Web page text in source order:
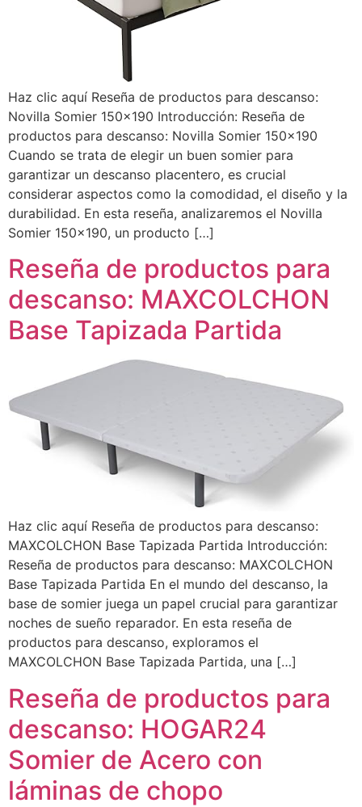
Haz clic aquí Reseña de productos para descanso:
Novilla Somier 150×190 Introducción: Reseña de
productos para descanso: Novilla Somier 150×190
Cuando se trata de elegir un buen somier para
garantizar un descanso placentero, es crucial
considerar aspectos como la comodidad, el diseño y la
durabilidad. En esta reseña, analizaremos el Novilla
Somier 150×190, un producto […]
Reseña de productos para
descanso: MAXCOLCHON
Base Tapizada Partida
Haz clic aquí Reseña de productos para descanso:
MAXCOLCHON Base Tapizada Partida Introducción:
Reseña de productos para descanso: MAXCOLCHON
Base Tapizada Partida En el mundo del descanso, la
base de somier juega un papel crucial para garantizar
noches de sueño reparador. En esta reseña de
productos para descanso, exploramos el
MAXCOLCHON Base Tapizada Partida, una […]
Reseña de productos para
descanso: HOGAR24
Somier de Acero con
láminas de chopo